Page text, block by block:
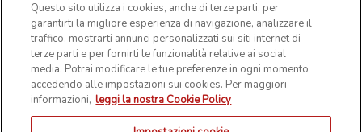
Questo sito utilizza i cookies, anche di terze parti, per
garantirti la migliore esperienza di navigazione, analizzare il
traffico, mostrarti annunci personalizzati sui siti internet di
terze parti e per fornirti le funzionalità relative ai social
media. Potrai modificare le tue preferenze in ogni momento
accedendo alle impostazioni sui cookies. Per maggiori
informazioni, leggi la nostra Cookie Policy